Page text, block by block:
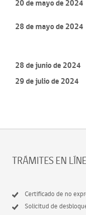
20 de mayo de 2024
28 de mayo de 2024
28 de junio de 2024
29 de julio de 2024
TRÁMITES EN
Certificado de no
Solicitud de